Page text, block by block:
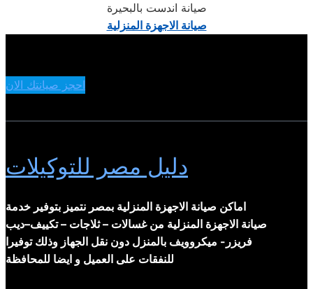
صيانة اندست بالبحيرة
صيانة الاجهزة المنزلية
احجز صيانتك الان
دليل مصر للتوكيلات
اماكن صيانة الاجهزة المنزلية بمصر نتميز بتوفير خدمة
صيانة الاجهزة المنزلية من غسالات – ثلاجات – تكييف–ديب
فريزر- ميكروويف بالمنزل دون نقل الجهاز وذلك توفيرا
للنفقات على العميل و ايضا للمحافظة